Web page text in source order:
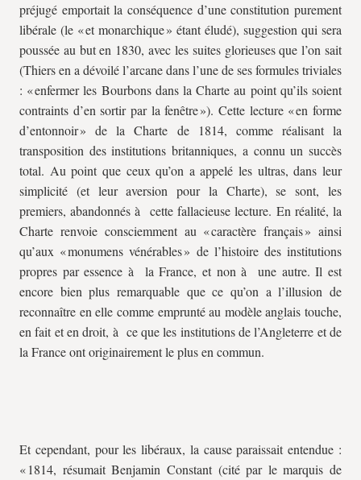
préjugé emportait la conséquence d’une constitution purement
libérale (le « et monarchique » étant éludé), suggestion qui sera
poussée au but en 1830, avec les suites glorieuses que l’on sait
(Thiers en a dévoilé l’arcane dans l’une de ses formules triviales
: « enfermer les Bourbons dans la Charte au point qu’ils soient
contraints d’en sortir par la fenêtre »). Cette lecture « en forme
d’entonnoir » de la Charte de 1814, comme réalisant la
transposition des institutions britanniques, a connu un succès
total. Au point que ceux qu’on a appelé les ultras, dans leur
simplicité (et leur aversion pour la Charte), se sont, les
premiers, abandonnés à cette fallacieuse lecture. En réalité, la
Charte renvoie consciemment au « caractère français » ainsi
qu’aux « monumens vénérables » de l’histoire des institutions
propres par essence à la France, et non à une autre. Il est
encore bien plus remarquable que ce qu’on a l’illusion de
reconnaître en elle comme emprunté au modèle anglais touche,
en fait et en droit, à ce que les institutions de l’Angleterre et de
la France ont originairement le plus en commun.
Et cependant, pour les libéraux, la cause paraissait entendue :
« 1814, résumait Benjamin Constant (cité par le marquis de